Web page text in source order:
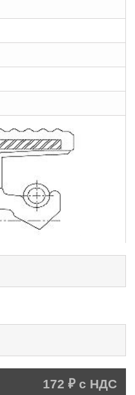
172 ₽